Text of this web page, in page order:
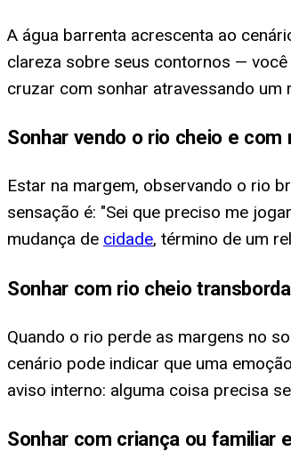
A água barrenta acrescenta ao
clareza sobre seus contornos —
cruzar com sonhar atravessando um
Sonhar vendo o rio cheio e com
Estar na margem, observando o rio
sensação é: "Sei que preciso me
mudança de cidade, término de um
Sonhar com rio cheio
Quando o rio perde as margens no
cenário pode indicar que uma
aviso interno: alguma coisa precisa
Sonhar com criança ou familiar